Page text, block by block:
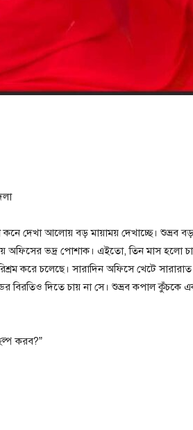
কনে দেখা আলোয় বড় মায়াময় দেখাচ্ছে। শুভ্রব
অফিসের ভদ্র পোশাক। এইতো, তিন মাস হলো
করে চলেছে। সারাদিন অফিসে খেটে
বিরতিও দিতে চায় না সে। শুভ্রব কপাল কুঁচকে
করব?”